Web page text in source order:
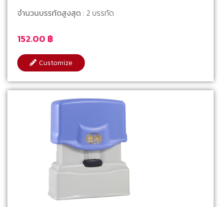
152.00 ฿
จำนวนบรรทัดสูงสุด: 2 บรรทัด
Customize